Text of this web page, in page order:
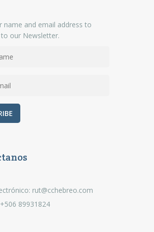
name and email address to
to our Newsletter.
rut@cchebreo.com
89931824